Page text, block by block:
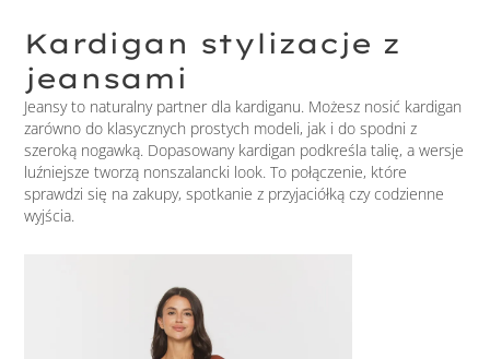
Kardigan stylizacje z
jeansami
Jeansy to naturalny partner dla kardiganu. Możesz nosić kardigan
zarówno do klasycznych prostych modeli, jak i do spodni z
szeroką nogawką. Dopasowany kardigan podkreśla talię, a wersje
luźniejsze tworzą nonszalancki look. To połączenie, które
sprawdzi się na zakupy, spotkanie z przyjaciółką czy codzienne
wyjścia.